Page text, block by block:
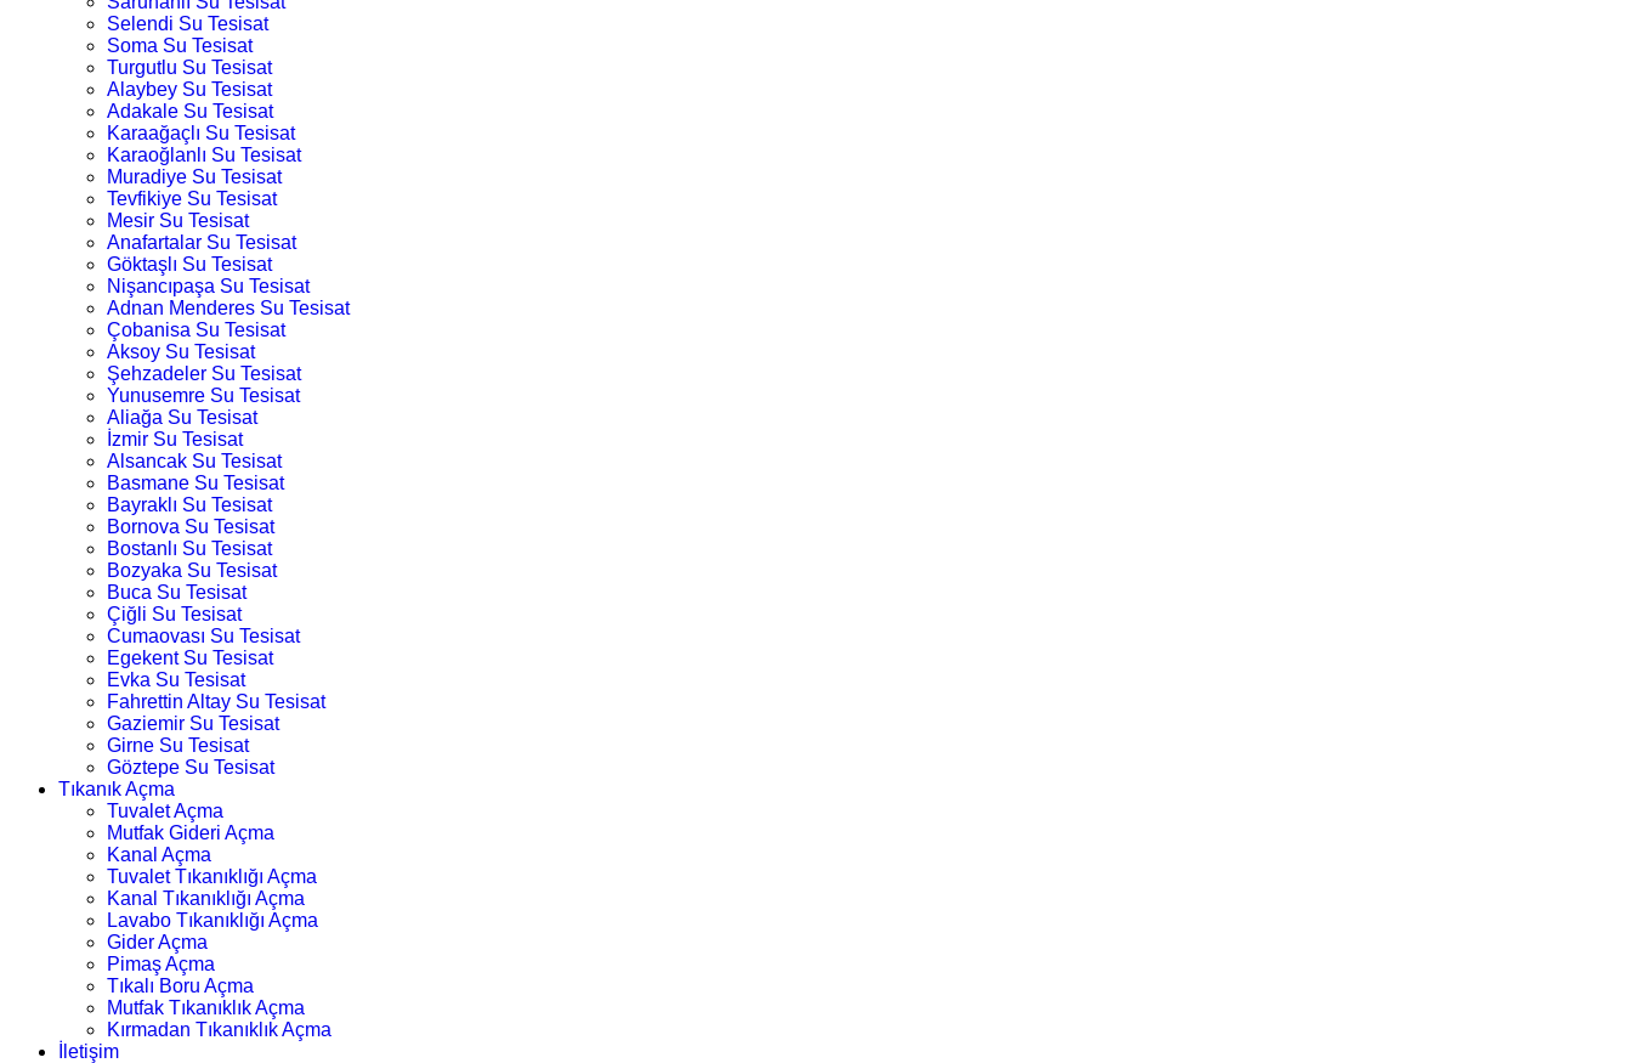
Selendi Su Tesisat
Soma Su Tesisat
Turgutlu Su Tesisat
Alaybey Su Tesisat
Adakale Su Tesisat
Karaağaçlı Su Tesisat
Karaoğlanlı Su Tesisat
Muradiye Su Tesisat
Tevfikiye Su Tesisat
Mesir Su Tesisat
Anafartalar Su Tesisat
Göktaşlı Su Tesisat
Nişancıpaşa Su Tesisat
Adnan Menderes Su Tesisat
Çobanisa Su Tesisat
Aksoy Su Tesisat
Şehzadeler Su Tesisat
Yunusemre Su Tesisat
Aliağa Su Tesisat
İzmir Su Tesisat
Alsancak Su Tesisat
Basmane Su Tesisat
Bayraklı Su Tesisat
Bornova Su Tesisat
Bostanlı Su Tesisat
Bozyaka Su Tesisat
Buca Su Tesisat
Çiğli Su Tesisat
Cumaovası Su Tesisat
Egekent Su Tesisat
Evka Su Tesisat
Fahrettin Altay Su Tesisat
Gaziemir Su Tesisat
Girne Su Tesisat
Göztepe Su Tesisat
Tıkanık Açma
Tuvalet Açma
Mutfak Gideri Açma
Kanal Açma
Tuvalet Tıkanıklığı Açma
Kanal Tıkanıklığı Açma
Lavabo Tıkanıklığı Açma
Gider Açma
Pimaş Açma
Tıkalı Boru Açma
Mutfak Tıkanıklık Açma
Kırmadan Tıkanıklık Açma
İletişim